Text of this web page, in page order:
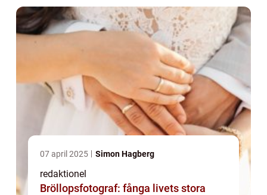
att gå in på...
07 april 2025 Simon Hagberg
redaktionel
Bröllopsfotograf: fånga livets stora